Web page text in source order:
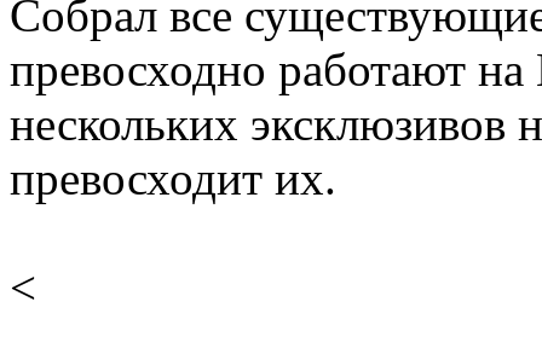
Собрал все
превосходно работают
нескольких эксклюзивов
превосходит их.
<